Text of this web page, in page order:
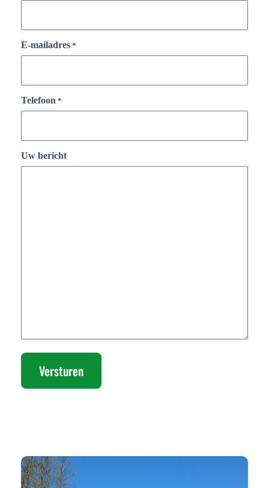
E-mailadres *
Telefoon *
Uw bericht